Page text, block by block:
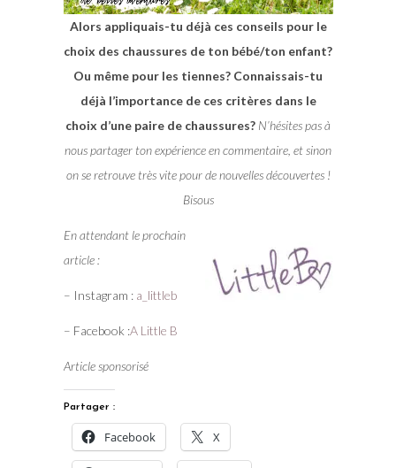
Alors appliquais-tu déjà ces conseils pour le
choix des chaussures de ton bébé/ton enfant?
Ou même pour les tiennes? Connaissais-tu
déjà l’importance de ces critères dans le
choix d’une paire de chaussures? N’hésites pas à
nous partager ton expérience en commentaire, et sinon
on se retrouve très vite pour de nouvelles découvertes !
Bisous
En attendant le prochain
article :
– Instagram : a_littleb
– Facebook :A Little B
Article sponsorisé
Partager :
Facebook X